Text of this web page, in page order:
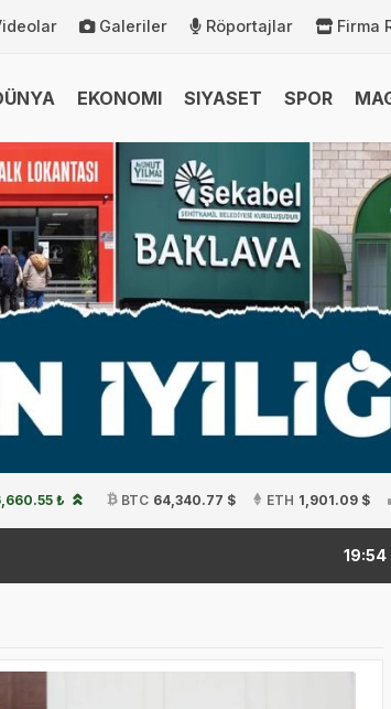
Galeriler Röportajlar Firma
EKONOMI SIYASET SPOR
₺ BTC 64,340.77 $ ETH 1,901.09 $
kitap